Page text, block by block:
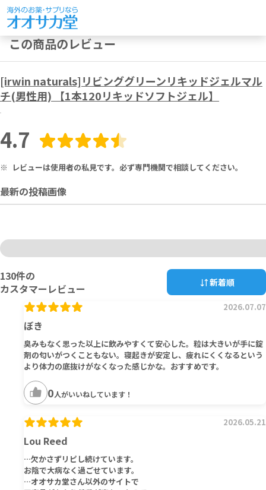
この商品のレビュー
[irwin naturals]リビンググリーンリキッドジェルマル
チ(男性用) 【1本120リキッドソフトジェル】
4.7
※ レビューは使用者の私見です。必ず専門機関で相談してください。
最新の投稿画像
130件の
カスタマーレビュー
新着順
ぼき
2026.07.07
臭みもなく思った以上に飲みやすくて安心した。粒は大きいが手に錠
剤の匂いがつくこともない。寝起きが安定し、疲れにくくなるという
より体力の底抜けがなくなった感じかな。おすすめです。
0人がいいねしています！
Lou Reed
2026.05.21
…欠かさずリピし続けています。
お陰で大病なく過ごせています。
…オオサカ堂さん以外のサイトで